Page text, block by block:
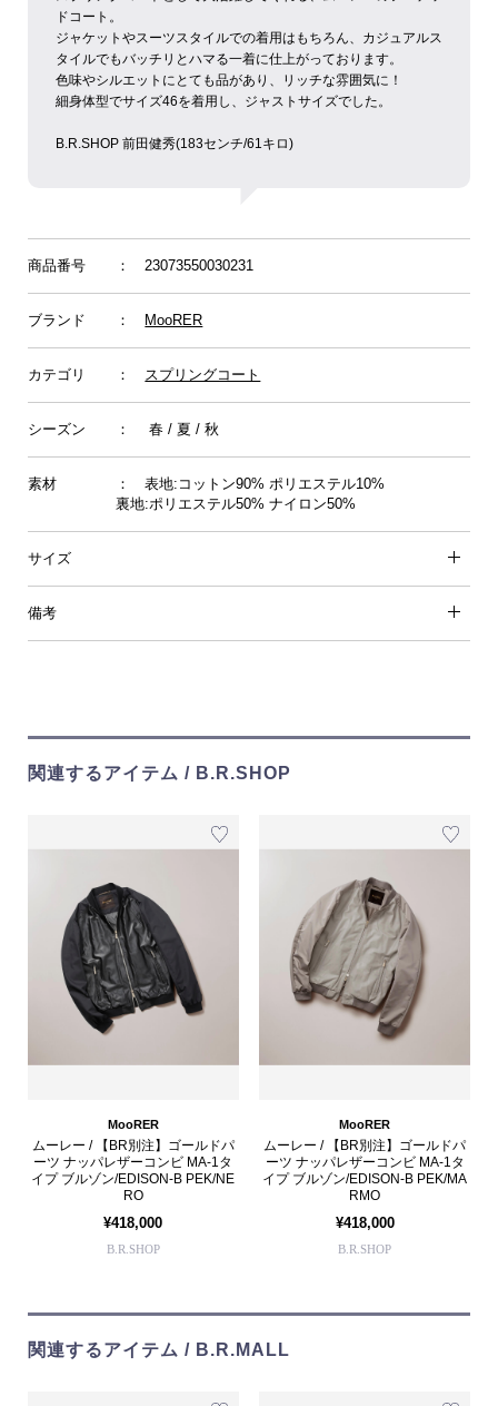
ドコート。
ジャケットやスーツスタイルでの着用はもちろん、カジュアルス
タイルでもバッチリとハマる一着に仕上がっております。
色味やシルエットにとても品があり、リッチな雰囲気に！
細身体型でサイズ46を着用し、ジャストサイズでした。
B.R.SHOP 前田健秀(183センチ/61キロ)
商品番号 ： 23073550030231
ブランド ： MooRER
カテゴリ ： スプリングコート
シーズン ： 春 / 夏 / 秋
素材
： 表地:コットン90% ポリエステル10%
裏地:ポリエステル50% ナイロン50%
サイズ
備考
関連するアイテム / B.R.SHOP
MooRER
ムーレー / 【BR別注】ゴールドパ
ーツ ナッパレザーコンビ MA-1タ
イプ ブルゾン/EDISON-B PEK/NE
RO
¥418,000
B.R.SHOP
MooRER
ムーレー / 【BR別注】ゴールドパ
ーツ ナッパレザーコンビ MA-1タ
イプ ブルゾン/EDISON-B PEK/MA
RMO
¥418,000
B.R.SHOP
関連するアイテム / B.R.MALL